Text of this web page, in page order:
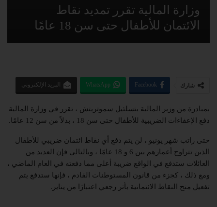
وزارة المالية تقرر تمديد نقاط
الائتمان للأطفال حتى سن 18 عامًا
شارك Facebook
WhatsApp البريد الإلكتروني
بمبادرة من وزير المالية بتسلئيل سموتريتش ، تقرر في وزارة المالية
دفع الإعفاءات الضريبية للأطفال حتى سن 18 ، بدلاً من سن 12 عامًا.
حتى راتب شهر يونيو ، لن يتم دفع أي نقاط ائتمان ضريبي للأطفال
الذين تتراوح أعمارهم بين 6 و 18 عامًا ، وبالتالي فإن العديد من
العائلات ستدفع في الواقع ضريبة أعلى مما دفعته في العام الماضي ،
ومع ذلك ، كجزء من قانون المستوطنات القادم ، فإنها ستدفع يتم
تفعيل منح النقاط الائتمانية بأثر رجعي اعتبارًا من يناير.